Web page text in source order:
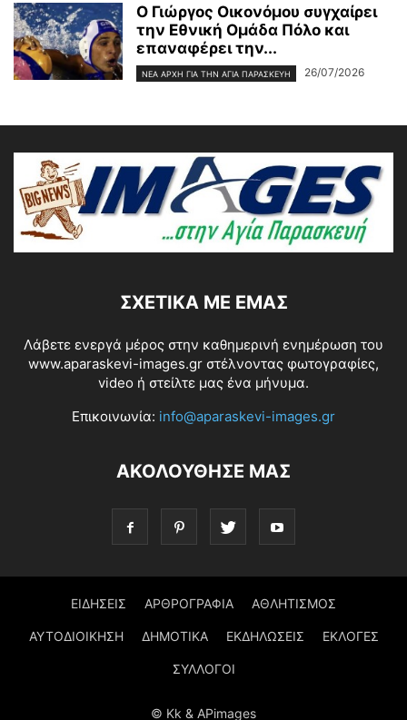
Ο Γιώργος Οικονόμου συγχαίρει
την Εθνική Ομάδα Πόλο και
επαναφέρει την...
ΝΈΑ ΑΡΧΉ ΓΙΑ ΤΗΝ ΑΓΊΑ ΠΑΡΑΣΚΕΥΉ 26/07/2026
ΣΧΕΤΙΚΆ ΜΕ ΕΜΆΣ
Λάβετε ενεργά μέρος στην καθημερινή ενημέρωση του
www.aparaskevi-images.gr στέλνοντας φωτογραφίες,
video ή στείλτε μας ένα μήνυμα.
Επικοινωνία: info@aparaskevi-images.gr
ΑΚΟΛΟΥΘΗΣΕ ΜΑΣ
ΕΙΔΗΣΕΙΣ ΑΡΘΡΟΓΡΑΦΙΑ ΑΘΛΗΤΙΣΜΟΣ
ΑΥΤΟΔΙΟΙΚΗΣΗ ΔΗΜΟΤΙΚΑ ΕΚΔΗΛΩΣΕΙΣ ΕΚΛΟΓΕΣ
ΣΥΛΛΟΓΟΙ
© Kk & APimages